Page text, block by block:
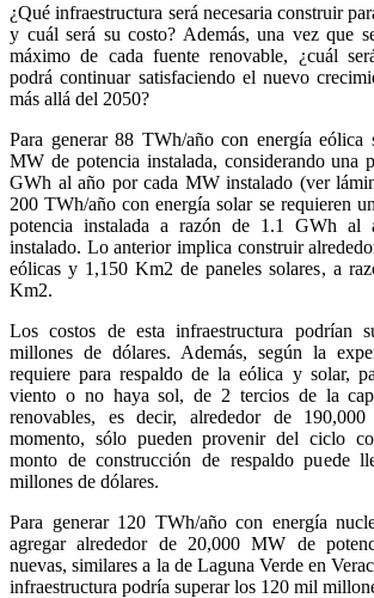
¿Qué infraestructura será necesaria construir
y cuál será su costo? Además, una vez que
máximo de cada fuente renovable, ¿cuál
podrá continuar satisfaciendo el nuevo
más allá del 2050?
Para generar 88 TWh/año con energía eólica
MW de potencia instalada, considerando una
GWh al año por cada MW instalado (ver
200 TWh/año con energía solar se requieren
potencia instalada a razón de 1.1 GWh al
instalado. Lo anterior implica construir
eólicas y 1,150 Km2 de paneles solares, a
Km2.
Los costos de esta infraestructura podrían
millones de dólares. Además, según la
requiere para respaldo de la eólica y solar,
viento o no haya sol, de 2 tercios de la
renovables, es decir, alrededor de
momento, sólo pueden provenir del ciclo
monto de construcción de respaldo puede
millones de dólares.
Para generar 120 TWh/año con energía
agregar alrededor de 20,000 MW de
nuevas, similares a la de Laguna Verde en
infraestructura podría superar los 120 mil